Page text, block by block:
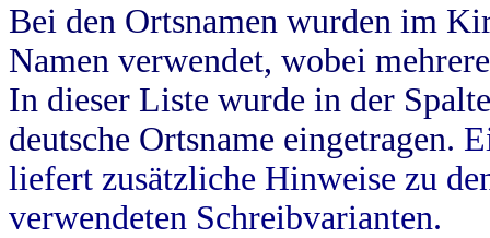
Bei den Ortsnamen wurden im
Namen verwendet, wobei
In dieser Liste wurde in der
deutsche Ortsname eingetragen.
liefert zusätzliche Hinweise zu
verwendeten Schreibvarianten.